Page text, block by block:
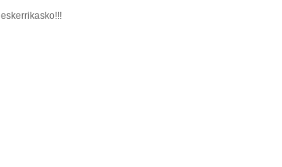
eskerrikasko!!!